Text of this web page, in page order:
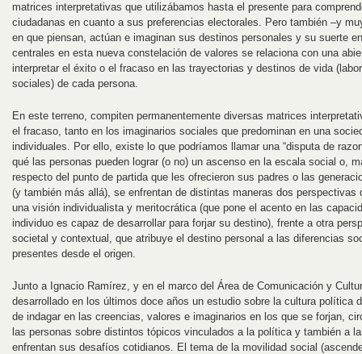
matrices interpretativas que utilizábamos hasta el presente para
ciudadanas en cuanto a sus preferencias electorales. Pero también –y
en que piensan, actúan e imaginan sus destinos personales y su suerte
centrales en esta nueva constelación de valores se relaciona con una
interpretar el éxito o el fracaso en las trayectorias y destinos de vida
sociales) de cada persona.
En este terreno, compiten permanentemente diversas matrices
el fracaso, tanto en los imaginarios sociales que predominan en una
individuales. Por ello, existe lo que podríamos llamar una “disputa de
qué las personas pueden lograr (o no) un ascenso en la escala social o,
respecto del punto de partida que les ofrecieron sus padres o las
(y también más allá), se enfrentan de distintas maneras dos perspectivas
una visión individualista y meritocrática (que pone el acento en las
individuo es capaz de desarrollar para forjar su destino), frente a otra
societal y contextual, que atribuye el destino personal a las diferencias
presentes desde el origen.
Junto a Ignacio Ramírez, y en el marco del Área de Comunicación y
desarrollado en los últimos doce años un estudio sobre la cultura política
de indagar en las creencias, valores e imaginarios en los que se forjan,
las personas sobre distintos tópicos vinculados a la política y también a
enfrentan sus desafíos cotidianos. El tema de la movilidad social